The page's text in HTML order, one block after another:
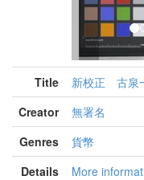
Title
新校正 古泉
Creator
無署名
Genres
貨幣
Details
More